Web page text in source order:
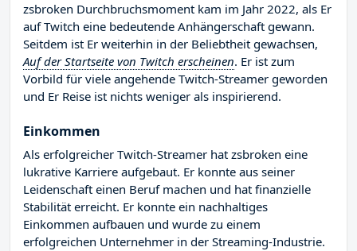
zsbroken Durchbruchsmoment kam im Jahr 2022, als Er
auf Twitch eine bedeutende Anhängerschaft gewann.
Seitdem ist Er weiterhin in der Beliebtheit gewachsen,
Auf der Startseite von Twitch erscheinen. Er ist zum
Vorbild für viele angehende Twitch-Streamer geworden
und Er Reise ist nichts weniger als inspirierend.
Einkommen
Als erfolgreicher Twitch-Streamer hat zsbroken eine
lukrative Karriere aufgebaut. Er konnte aus seiner
Leidenschaft einen Beruf machen und hat finanzielle
Stabilität erreicht. Er konnte ein nachhaltiges
Einkommen aufbauen und wurde zu einem
erfolgreichen Unternehmer in der Streaming-Industrie.